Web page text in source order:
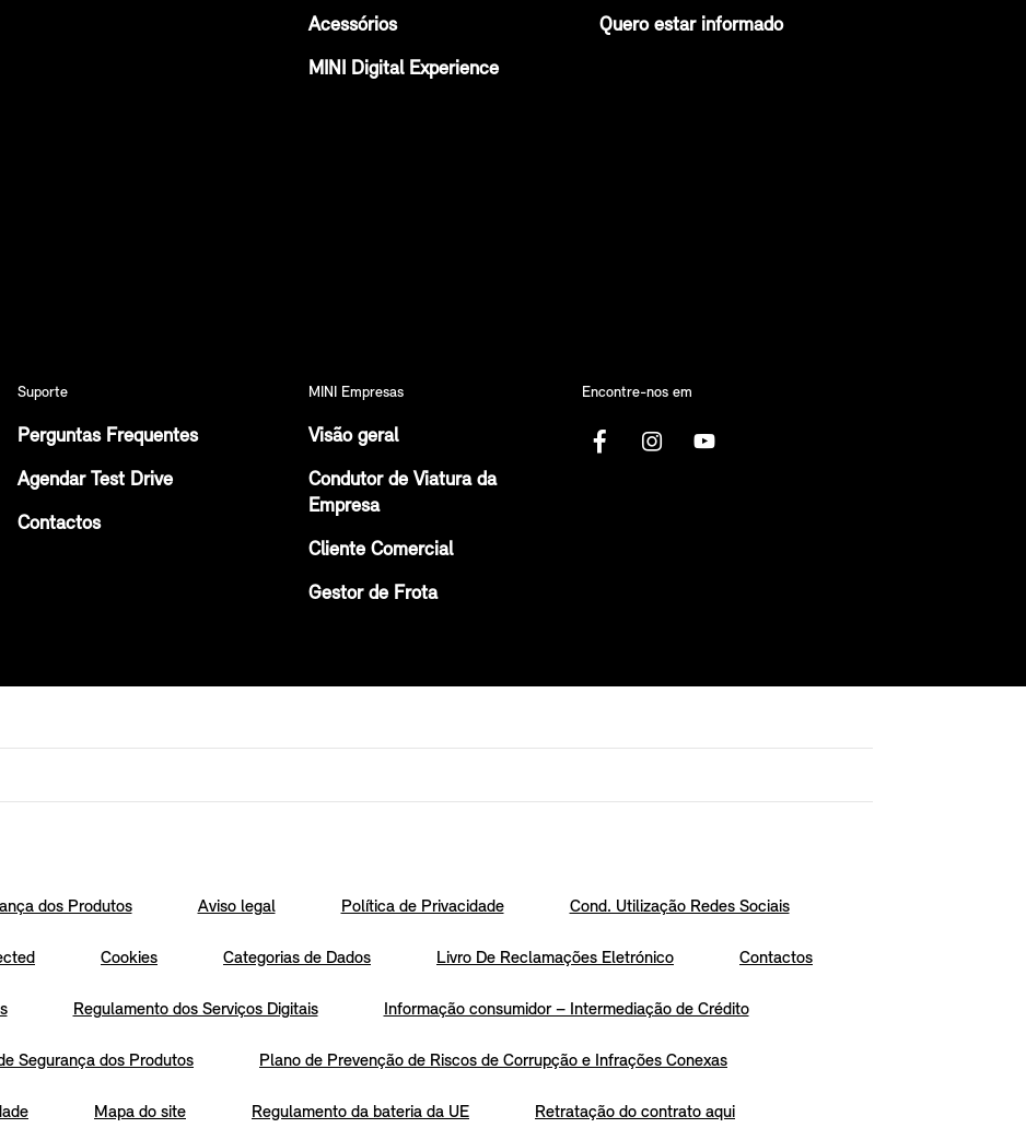
Acessórios
MINI Digital Experience
Quero estar informado
Suporte
Perguntas Frequentes
Agendar Test Drive
Contactos
MINI Empresas
Visão geral
Condutor de Viatura da
Empresa
Cliente Comercial
Gestor de Frota
Encontre-nos em
dos Produtos Aviso legal Política de Privacidade Cond. Utilização Redes Sociais
Cookies Categorias de Dados Livro De Reclamações Eletrónico Contactos
Regulamento dos Serviços Digitais Informação consumidor – Intermediação de Crédito
Segurança dos Produtos Plano de Prevenção de Riscos de Corrupção e Infrações Conexas
Mapa do site Regulamento da bateria da UE Retratação do contrato aqui